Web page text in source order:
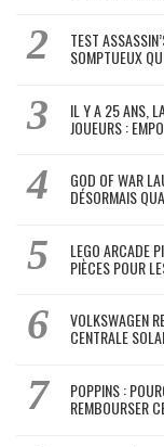
TEST
SOMPTUEUX
IL Y A 25 ANS,
JOUEURS :
GOD OF WAR
DÉSORMAIS
LEGO ARCADE
PIÈCES POUR
VOLKSWAGEN
CENTRALE
POPPINS :
REMBOURSER